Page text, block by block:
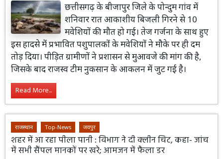
छत्तीसगढ़ के बीजापुर जिले के पोन्दुम गांव में
शनिवार रात आकाशीय बिजली गिरने से 10
मवेशियों की मौत हो गई। तेज गर्जना के साथ हुए
इस हादसे में प्रभावित पशुपालकों के मवेशियों ने मौके पर ही दम
तोड़ दिया। पीड़ित ग्रामीणों ने प्रशासन से मुआवजे की मांग की है,
जिसके बाद राजस्व टीम नुकसान के आकलन में जुट गई है।
Read More...
राजस्थान Top-News जयपुर
शहर में आ रहा पीला पानी : विभाग ने दी क्लीन चिट, कहा- जांच
में सभी सैंपल मानकों पर खरे; आमजन में फैला डर